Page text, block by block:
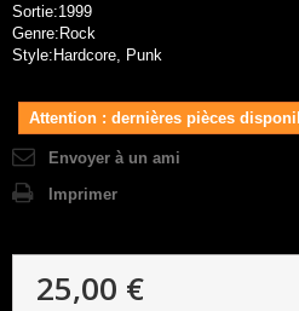
Sortie:1999
Genre:Rock
Style:Hardcore, Punk
Attention : dernières pièces
Envoyer à un ami
Imprimer
25,00 €